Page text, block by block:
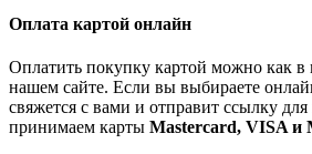
Оплата картой онлайн
Оплатить покупку картой можно как в
нашем сайте. Если вы выбираете
свяжется с вами и отправит ссылку
принимаем карты Mastercard, VISA